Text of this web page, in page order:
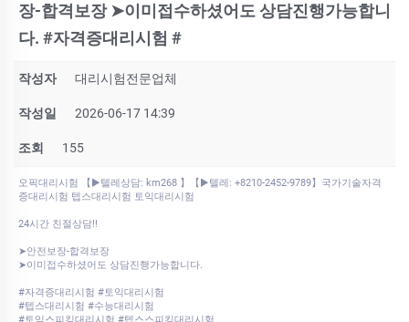
장-합격보장 ➤이미접수하셨어도 상담진행가능합니
다. #자격증대리시험 #
작성자 대리시험전문업체
작성일 2026-06-17 14:39
조회 155
오픽대리시험 【▶텔레상담: km268 】【▶텔레: +8210-2452-9789】국가기술자격
증대리시험 텝스대리시험 토익대리시험
24시간 친절상담!!
➤안전보장-합격보장
➤이미접수하셨어도 상담진행가능합니다.
#자격증대리시험 #토익대리시험
#텝스대리시험 #수능대리시험